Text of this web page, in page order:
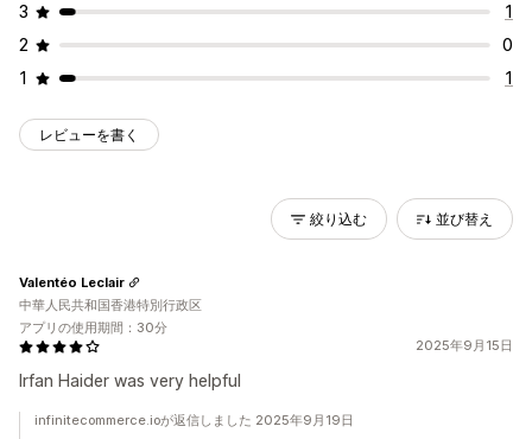
3
1
2
0
1
1
レビューを書く
絞り込む 並び替え
2025年9月15日
Irfan Haider was very helpful
Valentéo Leclair
中華人民共和国香港特別行政区
アプリの使用期間：30分
infinitecommerce.ioが返信しました 2025年9月19日